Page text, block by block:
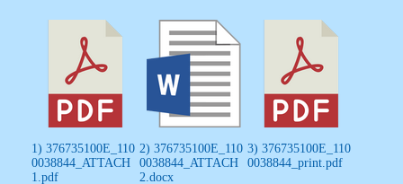
1) 376735100E_110
0038844_ATTACH
1.pdf
2) 376735100E_110
0038844_ATTACH
2.docx
3) 376735100E_110
0038844_print.pdf